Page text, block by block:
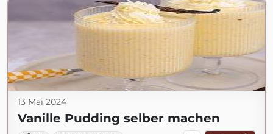
13 Mai 2024
Vanille Pudding selber machen